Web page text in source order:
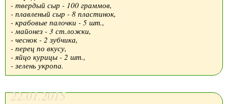
- твердый сыр - 100 граммов,
- плавленый сыр - 8 пластинок,
- крабовые палочки - 5 шт.,
- майонез - 3 ст.ложки,
- чеснок - 2 зубчика,
- перец по вкусу,
- яйцо курицы - 2 шт.,
- зелень укропа.
22.01.2015